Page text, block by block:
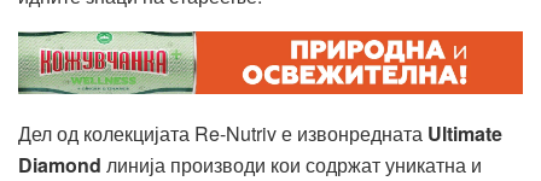
Дел од колекцијата Re-Nutriv е извонредната Ultimate
Diamond линија производи кои содржат уникатна и